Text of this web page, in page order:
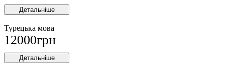
Детальніше
Турецька мова
12000грн
Детальніше